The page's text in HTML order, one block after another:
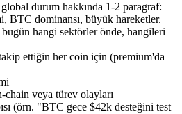
durum hakkında 1-2 paragraf:
BTC dominansı, büyük hareketler.
hangi sektörler önde, hangileri
ettiğin her coin için (premium'da
chain veya türev olayları
(örn. "BTC gece $42k desteğini test